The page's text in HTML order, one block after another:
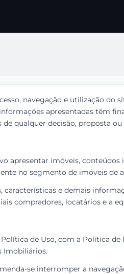
navegação e utilização do
apresentadas têm
qualquer decisão, proposta
apresentar imóveis,
no segmento de imóveis de
características e demais
compradores, locatários e a
de Uso, com a Política
Imobiliários.
se interromper a